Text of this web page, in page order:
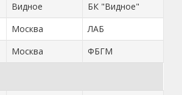
Видное
БК "Видное"
Москва
ЛАБ
Москва ФБГМ